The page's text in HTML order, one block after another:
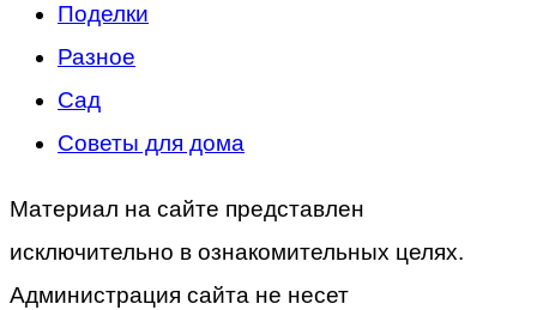
Поделки
Разное
Сад
Советы для дома
Материал на сайте представлен
исключительно в ознакомительных целях.
Администрация сайта не несет